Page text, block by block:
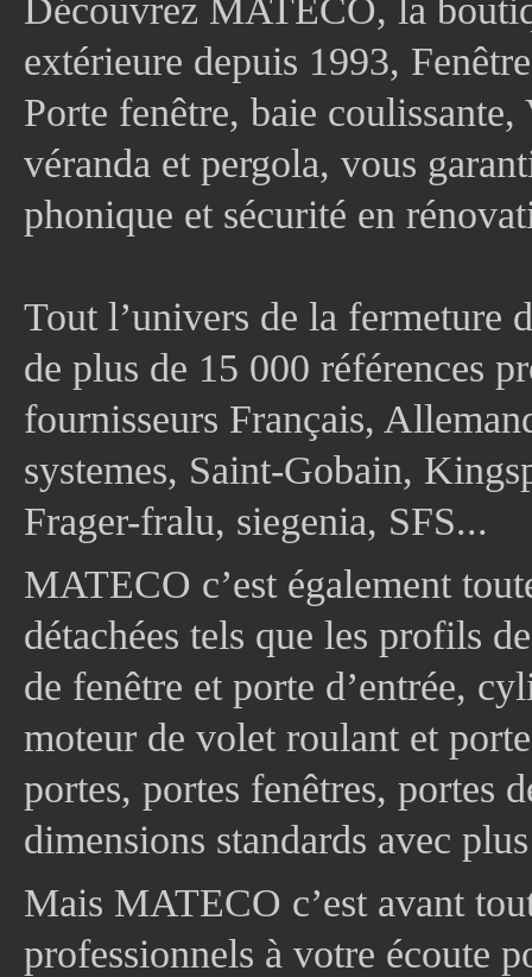
Découvrez MATECO, la
extérieure depuis 1993,
Porte fenêtre, baie
véranda et pergola, vous
phonique et sécurité en
Tout l’univers de la fermeture
de plus de 15 000 références
fournisseurs Français,
systemes, Saint-Gobain,
Frager-fralu, siegenia, SFS...
MATECO c’est également
détachées tels que les profils
de fenêtre et porte d’entrée,
moteur de volet roulant et
portes, portes fenêtres, portes
dimensions standards avec
Mais MATECO c’est avant
professionnels à votre écoute